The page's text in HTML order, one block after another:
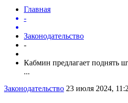
Главная
-
Законодательство
-
Кабмин предлагает поднять
...
Законодательство 23 июля 2024,